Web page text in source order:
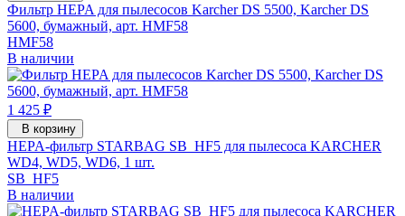
Фильтр HEPA для пылесосов Karcher DS 5500, Karcher DS
5600, бумажный, арт. HMF58
HMF58
В наличии
1 425 ₽
В корзину
HEPA-фильтр STARBAG SB_HF5 для пылесоса KARCHER
WD4, WD5, WD6, 1 шт.
SB_HF5
В наличии